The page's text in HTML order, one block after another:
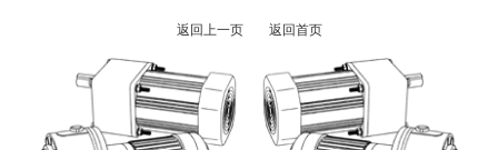
返回上一页 返回首页